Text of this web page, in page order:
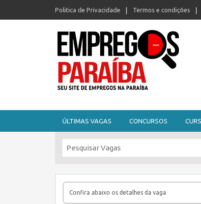
Politica de Privacidade Termos e condições
ÚLTIMAS VAGAS CONCURSOS
Confira abaixo os detalhes da vaga